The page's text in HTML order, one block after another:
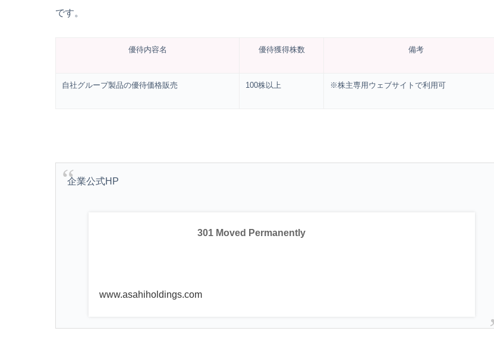
です。
優待内容名 優待獲得株数 備考
自社グループ製品の優待価格販売 100株以上 ※株主専用ウェブサイトで利用可
企業公式HP
301 Moved Permanently
www.asahiholdings.com